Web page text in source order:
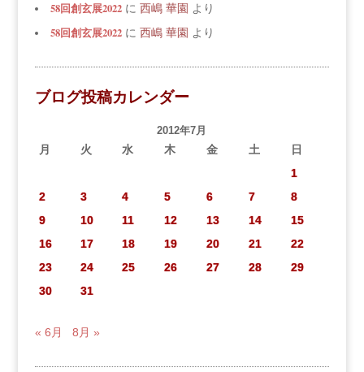
58回創玄展2022に 西嶋 華園 より
58回創玄展2022に 西嶋 華園 より
ブログ投稿カレンダー
2012年7月
月 火 水 木 金 土
日
1
2
3 4 5 6 7
8
9
10 11 12 13 14
15
16
17 18 19 20 21
22
23
24 25 26 27 28
29
30
31
« 6月 8月 »